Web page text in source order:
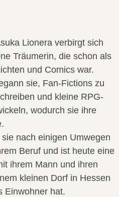
Lionera verbirgt sich
Träumerin, die schon als
und Comics war.
sie, Fan-Fictions zu
und kleine RPG-
wodurch sie ihre
nach einigen Umwegen
Beruf und ist heute eine
ihrem Mann und ihren
kleinen Dorf in Hessen
Einwohner hat.